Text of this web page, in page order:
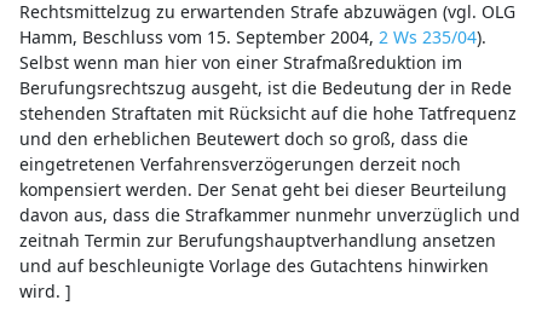
Rechtsmittelzug zu erwartenden Strafe abzuwägen (vgl. OLG
Hamm, Beschluss vom 15. September 2004, 2 Ws 235/04).
Selbst wenn man hier von einer Strafmaßreduktion im
Berufungsrechtszug ausgeht, ist die Bedeutung der in Rede
stehenden Straftaten mit Rücksicht auf die hohe Tatfrequenz
und den erheblichen Beutewert doch so groß, dass die
eingetretenen Verfahrensverzögerungen derzeit noch
kompensiert werden. Der Senat geht bei dieser Beurteilung
davon aus, dass die Strafkammer nunmehr unverzüglich und
zeitnah Termin zur Berufungshauptverhandlung ansetzen
und auf beschleunigte Vorlage des Gutachtens hinwirken
wird. ]